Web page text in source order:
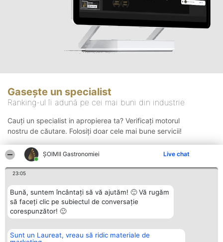
ȘOIMII Gastronomiei Live chat
23:05
Bună, suntem încântați să vă ajutăm! 🙂 Vă rugăm
să faceți clic pe subiectul de conversație
corespunzător! 🙂
Sunt un Laureat, vreau să ridic materiale de
Gasește un specialist
Ranking-ul îi adună pe cei mai buni din industrie
Cauți un specialist in apropierea ta? Verificați motorul
nostru de căutare. Folosiți doar cele mai bune servicii!
Organizator Ranking Plebiscyt Contact